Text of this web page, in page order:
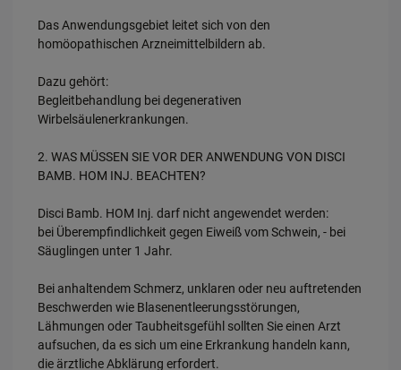
Das Anwendungsgebiet leitet sich von den
homöopathischen Arzneimittelbildern ab.
Dazu gehört:
Begleitbehandlung bei degenerativen
Wirbelsäulenerkrankungen.
2. WAS MÜSSEN SIE VOR DER ANWENDUNG VON DISCI
BAMB. HOM INJ. BEACHTEN?
Disci Bamb. HOM Inj. darf nicht angewendet werden:
bei Überempfindlichkeit gegen Eiweiß vom Schwein, - bei
Säuglingen unter 1 Jahr.
Bei anhaltendem Schmerz, unklaren oder neu auftretenden
Beschwerden wie Blasenentleerungsstörungen,
Lähmungen oder Taubheitsgefühl sollten Sie einen Arzt
aufsuchen, da es sich um eine Erkrankung handeln kann,
die ärztliche Abklärung erfordert.